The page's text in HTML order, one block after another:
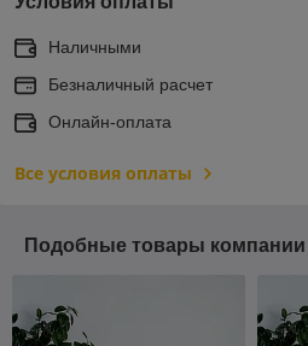
Наличными
Безналичный расчет
Онлайн-оплата
Все условия оплаты
Подобные товары компании